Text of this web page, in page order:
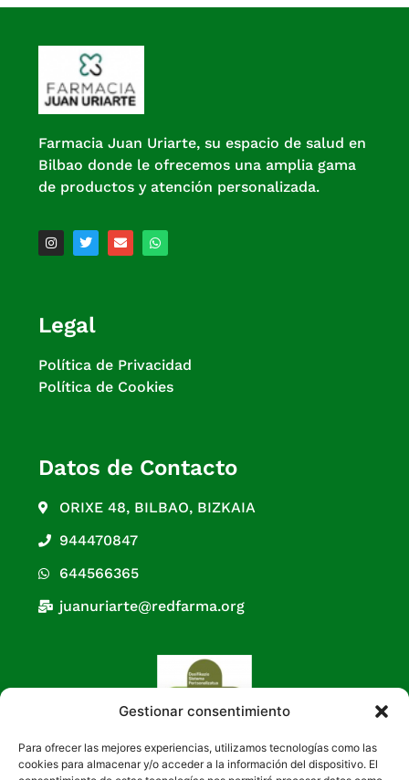
Gestionar consentimiento
Para ofrecer las mejores experiencias, utilizamos tecnologías como las
cookies para almacenar y/o acceder a la información del dispositivo. El
Farmacia Juan Uriarte, su espacio de salud en
Bilbao donde le ofrecemos una amplia gama
de productos y atención personalizada.
Legal
Política de Privacidad
Política de Cookies
Datos de Contacto
ORIXE 48, BILBAO, BIZKAIA
944470847
644566365
juanuriarte@redfarma.org